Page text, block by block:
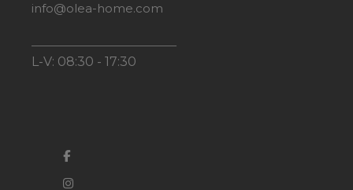
info@olea-home.com
L-V: 08:30 - 17:30